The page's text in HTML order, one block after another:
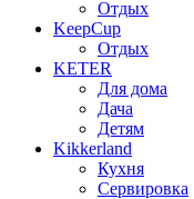
Отдых
KeepCup
Отдых
KETER
Для дома
Дача
Детям
Kikkerland
Кухня
Сервировка